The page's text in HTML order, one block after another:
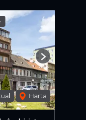
Harta
Next